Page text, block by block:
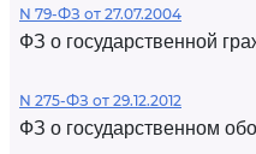
N 79-ФЗ от 27.07.2004
ФЗ о государственной
N 275-ФЗ от 29.12.2012
ФЗ о государственном